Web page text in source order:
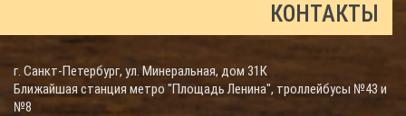
КОНТАКТЫ
г. Санкт-Петербург, ул. Минеральная, дом 31К
Ближайшая станция метро "Площадь Ленина", троллейбусы №43 и
№8